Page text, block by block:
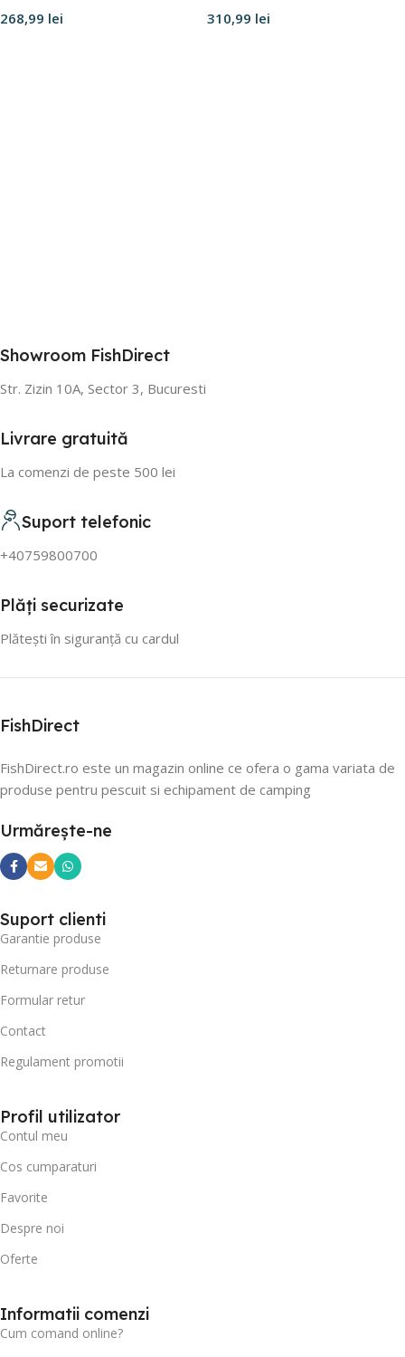
268,99 lei
310,99 lei
Showroom FishDirect
Str. Zizin 10A, Sector 3, Bucuresti
Livrare gratuită
La comenzi de peste 500 lei
Suport telefonic
+40759800700
Plăți securizate
Plătești în siguranță cu cardul
FishDirect
FishDirect.ro este un magazin online ce ofera o gama variata de
produse pentru pescuit si echipament de camping
Urmărește-ne
Suport clienti
Garantie produse
Returnare produse
Formular retur
Contact
Regulament promotii
Profil utilizator
Contul meu
Cos cumparaturi
Favorite
Despre noi
Oferte
Informatii comenzi
Cum comand online?